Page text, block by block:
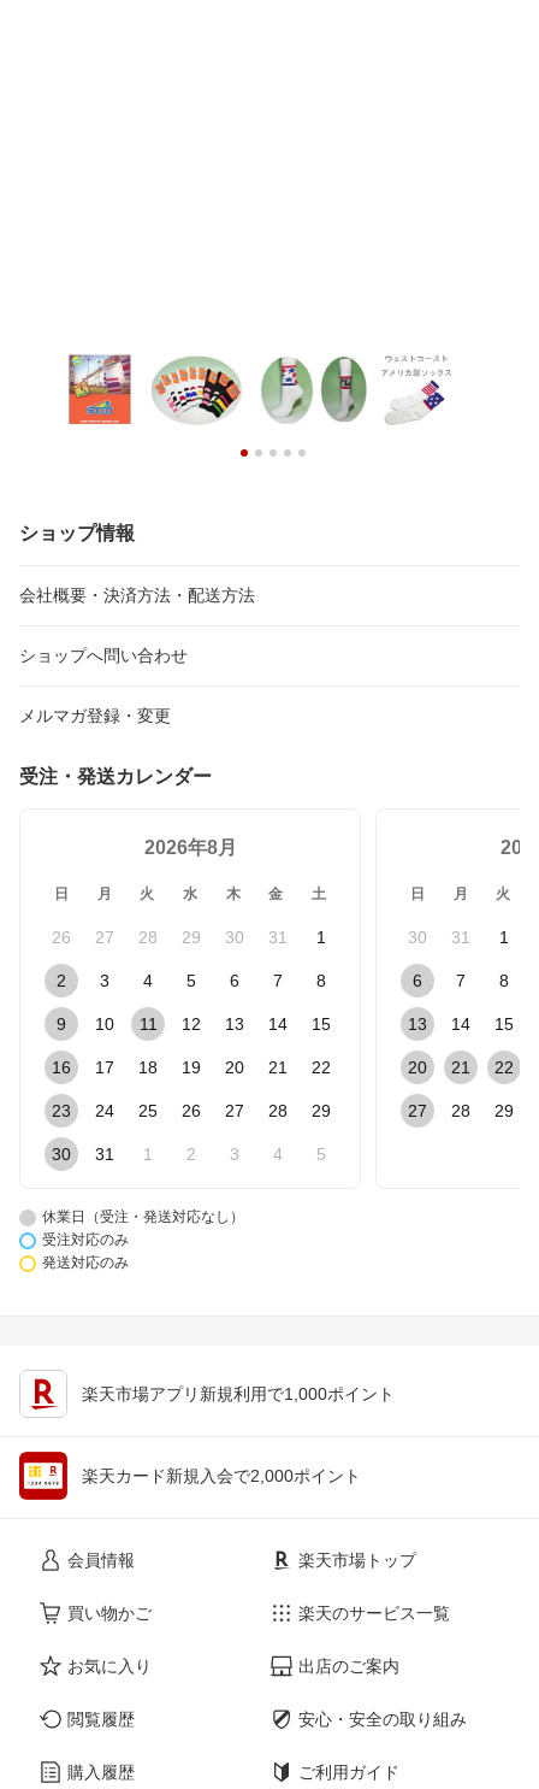
ショップ情報
会社概要・決済方法・配送方法
ショップへ問い合わせ
メルマガ登録・変更
受注・発送カレンダー
2026年8月
日 月 火 水 木 金 土
26 27 28 29 30 31 1
2 3 4 5 6 7 8
9 10 11 12 13 14 15
16 17 18 19 20 21 22
23 24 25 26 27 28 29
30 31 1 2 3 4 5
日 月 火
30 31 1
6 7 8
13 14 15
20 21 22
27 28 29
休業日（受注・発送対応なし）
受注対応のみ
発送対応のみ
楽天市場アプリ新規利用で1,000ポイント
楽天カード新規入会で2,000ポイント
会員情報
買い物かご
お気に入り
閲覧履歴
購入履歴
楽天市場トップ
楽天のサービス一覧
出店のご案内
安心・安全の取り組み
ご利用ガイド